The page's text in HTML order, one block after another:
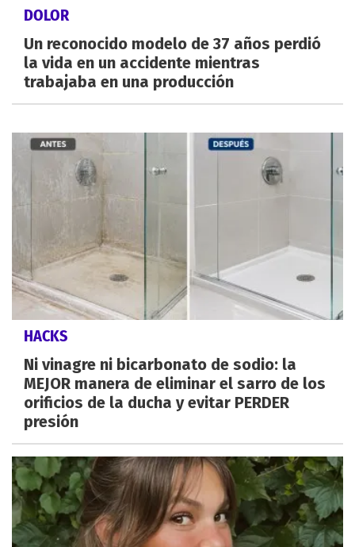
DOLOR
Un reconocido modelo de 37 años perdió
la vida en un accidente mientras
trabajaba en una producción
HACKS
Ni vinagre ni bicarbonato de sodio: la
MEJOR manera de eliminar el sarro de los
orificios de la ducha y evitar PERDER
presión